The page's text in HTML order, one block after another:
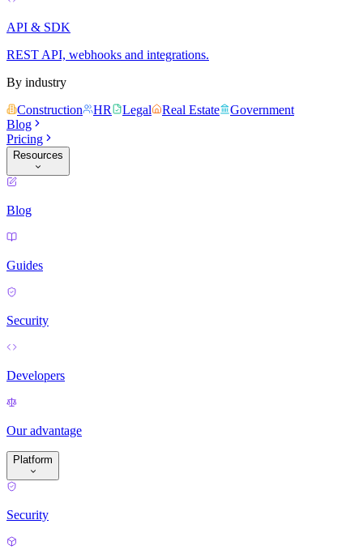
API & SDK
REST API, webhooks and integrations.
By industry
Construction
HR Legal Real Estate
Government
Blog
Pricing
Resources
Blog
Guides
Security
Developers
Our advantage
Platform
Security